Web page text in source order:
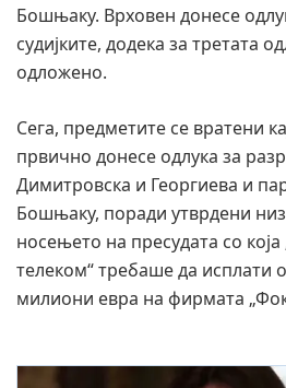
Бошњаку. Врховен донесе
судијките, додека за третата
одложено.
Сега, предметите се вратени
првично донесе одлука за
Димитровска и Георгиева и
Бошњаку, поради утврдени
носењето на пресудата со
телеком“ требаше да исплати
милиони евра на фирмата